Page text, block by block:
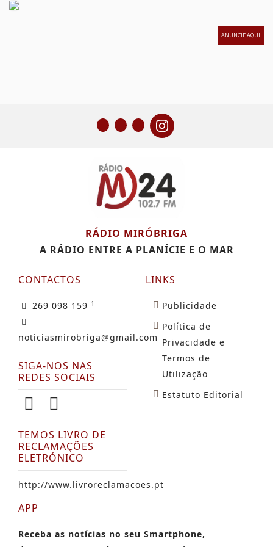
ANUNCIE AQUI
RÁDIO MIRÓBRIGA
A RÁDIO ENTRE A PLANÍCIE E O MAR
CONTACTOS
269 098 159 1
noticiasmirobriga@gmail.com
SIGA-NOS NAS
REDES SOCIAIS
TEMOS LIVRO DE
RECLAMAÇÕES
ELETRÓNICO
http://www.livroreclamacoes.pt
LINKS
Publicidade
Política de
Privacidade e
Termos de
Utilização
Estatuto Editorial
APP
Receba as notícias no seu Smartphone,